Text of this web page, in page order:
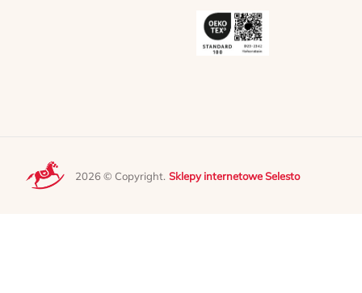
2026 © Copyright. Sklepy internetowe Selesto